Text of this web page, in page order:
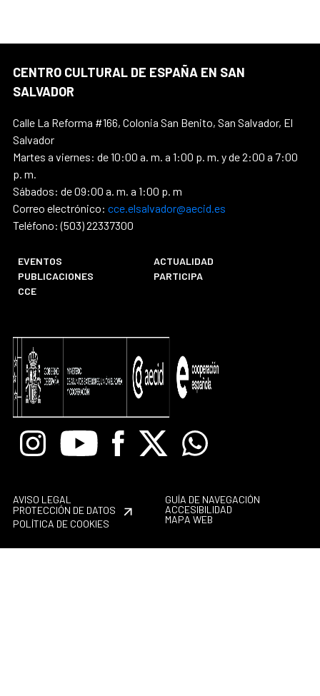
CENTRO CULTURAL DE ESPAÑA EN SAN
SALVADOR
Calle La Reforma #166, Colonia San Benito, San Salvador, El
Salvador
Martes a viernes: de 10:00 a. m. a 1:00 p. m. y de 2:00 a 7:00
p. m.
Sábados: de 09:00 a. m. a 1:00 p. m
Correo electrónico: cce.elsalvador@aecid.es
Teléfono: (503) 22337300
EVENTOS
ACTUALIDAD
PUBLICACIONES
PARTICIPA
CCE
InstagramYoutube Facebook
X Whatsapp
AVISO LEGAL
PROTECCIÓN DE DATOS
POLÍTICA DE COOKIES
GUÍA DE NAVEGACIÓN
ACCESIBILIDAD
MAPA WEB